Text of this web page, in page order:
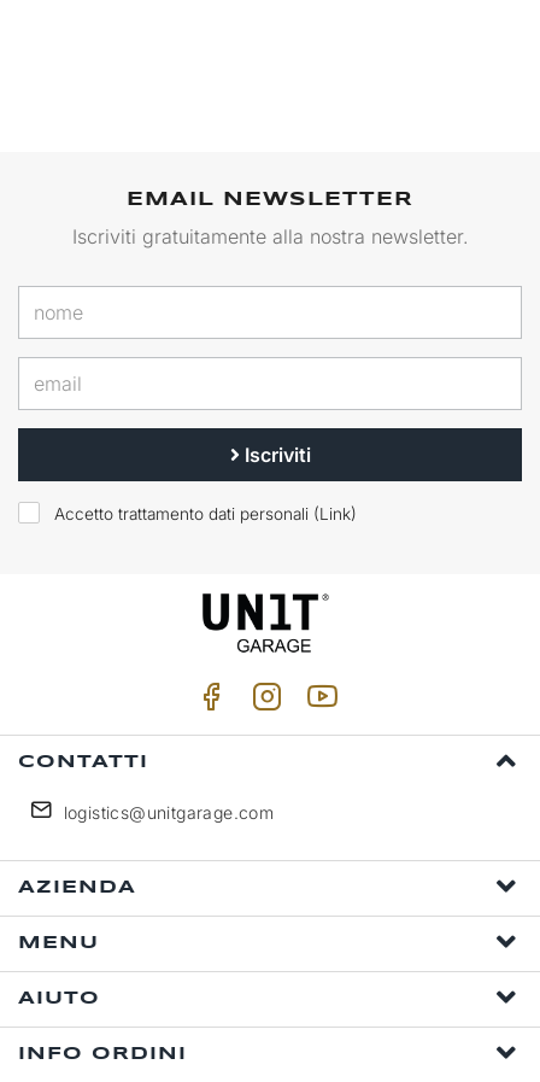
EMAIL NEWSLETTER
Iscriviti gratuitamente alla nostra newsletter.
Iscriviti
Accetto trattamento dati personali (Link)
CONTATTI
logistics@unitgarage.com
AZIENDA
MENU
AIUTO
INFO ORDINI